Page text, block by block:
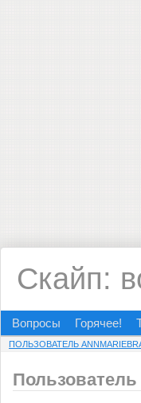
Скайп:
Вопросы Горячее!
ПОЛЬЗОВАТЕЛЬ